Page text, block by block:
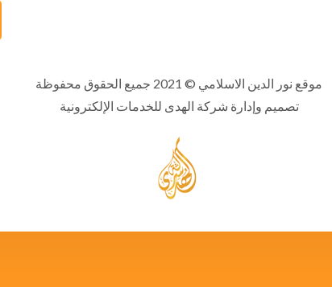
موقع نور الدين الاسلامي © 2021 جميع الحقوق محفوظة
تصميم وإدارة شركة الهدى للخدمات الإلكترونية